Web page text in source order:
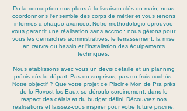
De la conception des plans à la livraison clés en main, nous
coordonnons l'ensemble des corps de métier et vous tenons
informés à chaque avancée. Notre méthodologie éprouvée
vous garantit une réalisation sans accroc : nous gérons pour
vous les démarches administratives, le terrassement, la mise
en œuvre du bassin et l'installation des équipements
techniques.
Nous établissons avec vous un devis détaillé et un planning
précis dès le départ. Pas de surprises, pas de frais cachés.
Notre objectif ? Que votre projet de Piscine Mon de Pra près
de le Revest les Eaux se déroule sereinement, dans le
respect des délais et du budget défini. Découvrez nos
réalisations et laissez-vous inspirer pour votre future piscine.